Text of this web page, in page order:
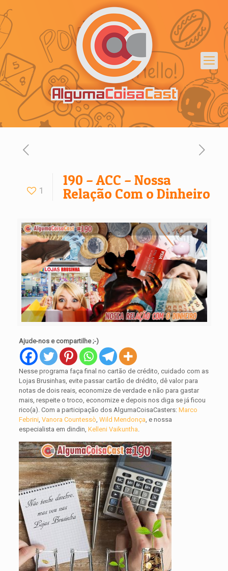
1
190 – ACC – Nossa
Relação Com o Dinheiro
Ajude-nos e compartilhe ;-)
Nesse programafaça final no cartão de crédito, cuidado com as
Lojas Brusinhas, evite passar cartão de drédito, dê valor para
notas de dois reais, economize de verdade e não para gastar
mais, respeite o troco, economize e depois nos diga se já ficou
rico(a).Com a participação dos AlgumaCoisaCasters:Marco
Febrini,Vanora Countessò,Wild Mendonça, e nossa
especialista em dindin,Kelleni Vaikuntha.